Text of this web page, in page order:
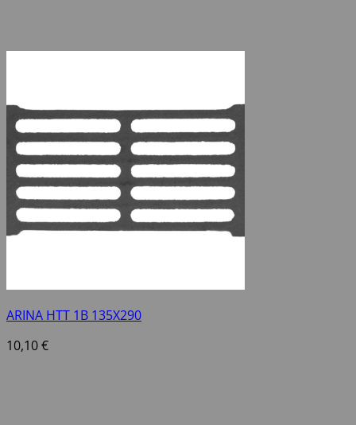
ARINA HTT 1B 135X290
10,10€